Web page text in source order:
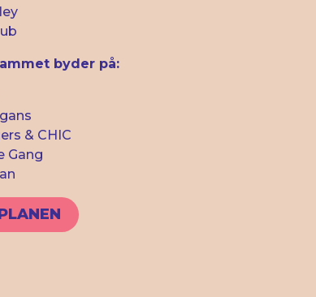
byder på:
& CHIC
Gang